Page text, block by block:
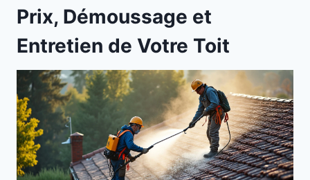
Prix, Démoussage et
Entretien de Votre Toit